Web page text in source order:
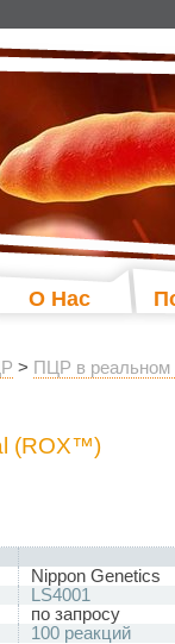
О Нас
> ПЦР в реальном
(ROX™)
Nippon Genetics
LS4001
по запросу
100 реакций